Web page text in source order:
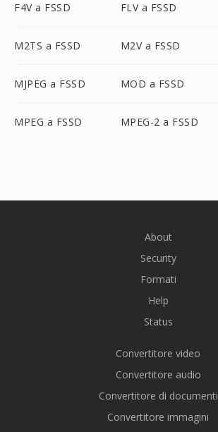
F4V a FSSD FLV a FSSD
M2TS a FSSD M2V a FSSD
MJPEG a FSSD MOD a FSSD
MPEG a FSSD MPEG-2 a FSSD
About
Security
Formati
Help
Status
Convertitore video
Convertitore audio
Convertitore di documenti
Convertitore immagini